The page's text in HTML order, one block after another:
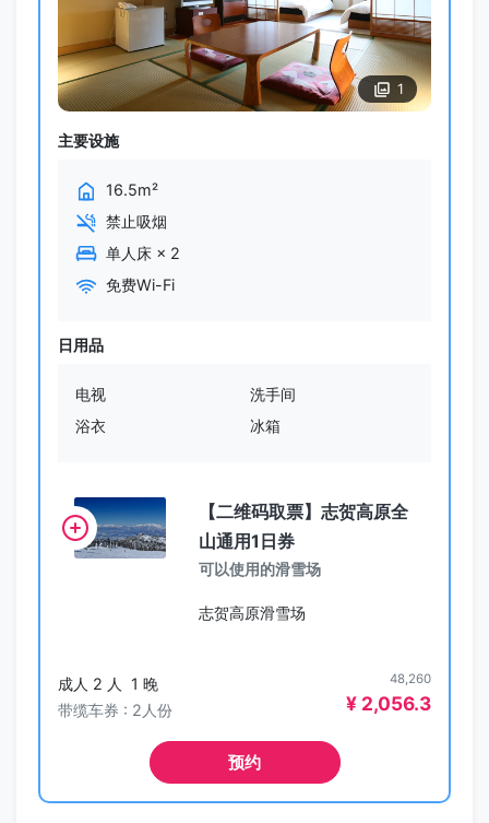
1
主要设施
16.5m²
禁止吸烟
单人床 × 2
免费Wi-Fi
日用品
电视
洗手间
浴衣
冰箱
【二维码取票】志贺高原全
山通用1日券
可以使用的滑雪场
志贺高原滑雪场
成人 2 人
1 晚
带缆车券 : 2人份
48,260
¥ 2,056.3
预约